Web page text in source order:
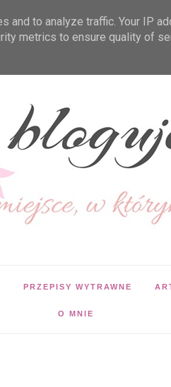
PRZEPISY WYTRAWNE
O MNIE
to analyze traffic. Your IP
metrics to ensure quality of